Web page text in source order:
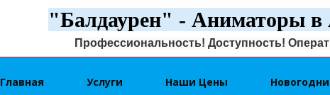
"Балдаурен" - Аниматоры
Главная Услуги Наши Цены
Профессиональность! Доступность!